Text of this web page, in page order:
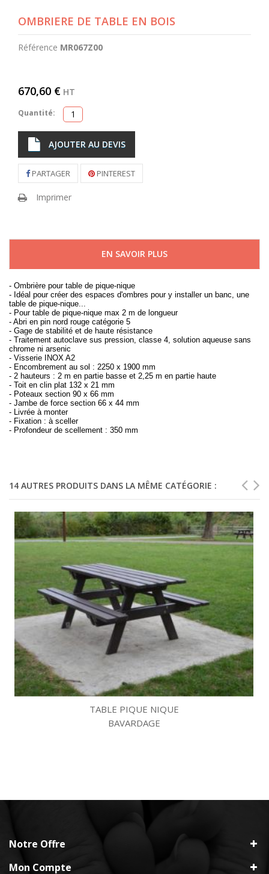
OMBRIERE DE TABLE EN BOIS
Référence MR067Z00
670,60 € HT
Quantité:
AJOUTER AU DEVIS
PARTAGER PINTEREST
Imprimer
EN SAVOIR PLUS
- Ombrière pour table de pique-nique
- Idéal pour créer des espaces d'ombres pour y installer un banc, une
table de pique-nique...
- Pour table de pique-nique max 2 m de longueur
- Abri en pin nord rouge catégorie 5
- Gage de stabilité et de haute résistance
- Traitement autoclave sus pression, classe 4, solution aqueuse sans
chrome ni arsenic
- Visserie INOX A2
- Encombrement au sol : 2250 x 1900 mm
- 2 hauteurs : 2 m en partie basse et 2,25 m en partie haute
- Toit en clin plat 132 x 21 mm
- Poteaux section 90 x 66 mm
- Jambe de force section 66 x 44 mm
- Livrée à monter
- Fixation : à sceller
- Profondeur de scellement : 350 mm
14 AUTRES PRODUITS DANS LA MÊME CATÉGORIE :
TABLE PIQUE NIQUE
BAVARDAGE
Notre Offre
Mon Compte